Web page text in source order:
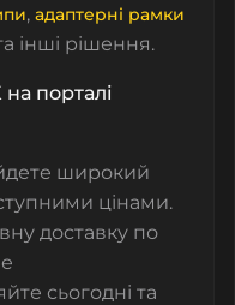
, адаптерні рамки
інші рішення.
порталі
широкий
цінами.
доставку по
сьогодні та